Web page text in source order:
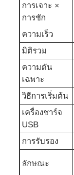
การเจาะ ×
การชัก
ความเร็ว
มิติรวม
ความดัน
เฉพาะ
วิธีการเริ่มต้น
เครื่องชาร์จ
USB
การรับรอง
ลักษณะ